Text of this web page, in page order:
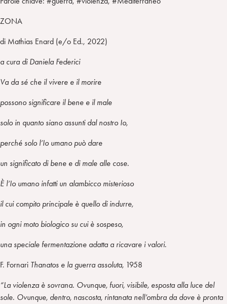
ZONA
di Mathias Enard (e/o Ed., 2022)
a cura di Daniela Federici
Va da sé che il vivere e il morire
possono significare il bene e il male
solo in quanto siano assunti dal nostro Io,
perché solo l’Io umano può dare
un significato di bene e di male alle cose.
È l’Io umano infatti un alambicco misterioso
il cui compito principale è quello di indurre,
in ogni moto biologico su cui è sospeso,
una speciale fermentazione adatta a ricavare i valori.
F. Fornari Thanatos e la guerra assoluta, 1958
“La violenza è sovrana. Ovunque, fuori, visibile, esposta alla luce del
sole. Ovunque, dentro, nascosta, rintanata nell’ombra da dove è pronta